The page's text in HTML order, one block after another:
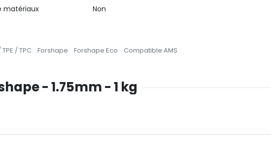
matériaux
Non
TPE / TPC Forshape Forshape Eco Compatible AMS
- 1.75mm - 1 kg